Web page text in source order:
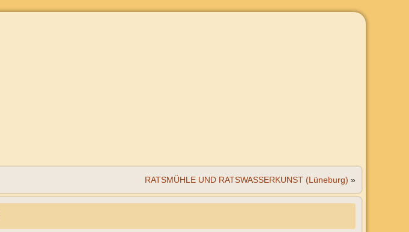
RATSMÜHLE UND RATSWASSERKUNST (Lüneburg) »